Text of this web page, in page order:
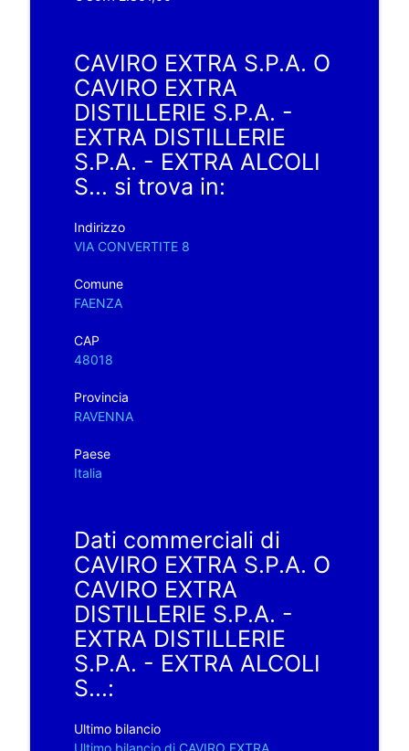
CAVIRO EXTRA S.P.A. O
CAVIRO EXTRA
DISTILLERIE S.P.A. -
EXTRA DISTILLERIE
S.P.A. - EXTRA ALCOLI
S... si trova in:
Indirizzo
VIA CONVERTITE 8
Comune
FAENZA
CAP
48018
Provincia
RAVENNA
Paese
Italia
Dati commerciali di
CAVIRO EXTRA S.P.A. O
CAVIRO EXTRA
DISTILLERIE S.P.A. -
EXTRA DISTILLERIE
S.P.A. - EXTRA ALCOLI
S...:
Ultimo bilancio
Ultimo bilancio di CAVIRO EXTRA